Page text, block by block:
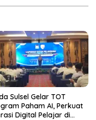
Sulsel Gelar TOT
Paham AI, Perkuat
Digital Pelajar di